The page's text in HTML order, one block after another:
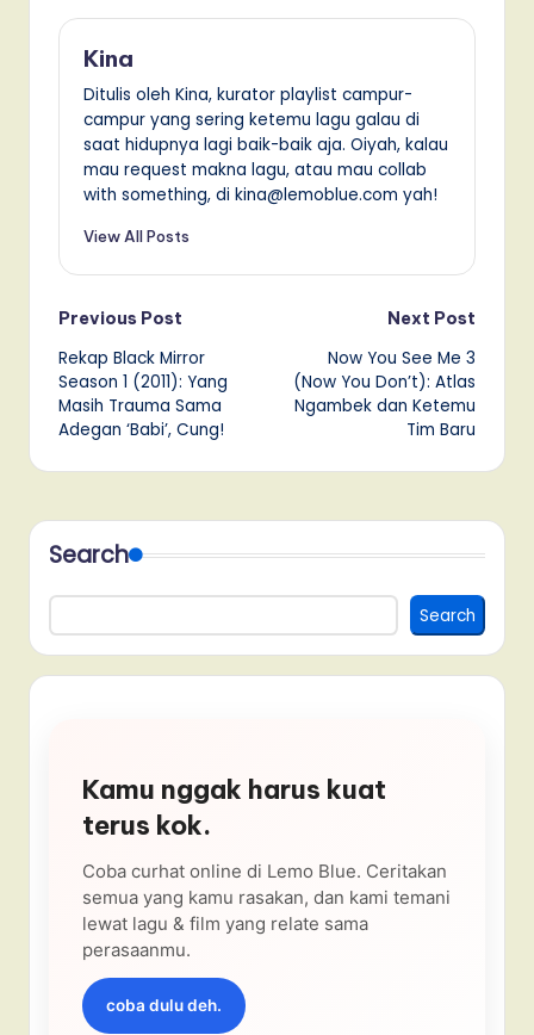
Kina
Ditulis oleh Kina, kurator playlist campur-
campur yang sering ketemu lagu galau di
saat hidupnya lagi baik-baik aja. Oiyah, kalau
mau request makna lagu, atau mau collab
with something, di kina@lemoblue.com yah!
View All Posts
Post
navigation
Previous Post
Rekap Black Mirror
Season 1 (2011): Yang
Masih Trauma Sama
Adegan ‘Babi’, Cung!
Next Post
Now You See Me 3
(Now You Don’t): Atlas
Ngambek dan Ketemu
Tim Baru
Search
Search
Kamu nggak harus kuat
terus kok.
Coba curhat online di Lemo Blue. Ceritakan
semua yang kamu rasakan, dan kami temani
lewat lagu & film yang relate sama
perasaanmu.
coba dulu deh.